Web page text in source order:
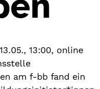
13.05., 13:00, online
am f-bb fand ein